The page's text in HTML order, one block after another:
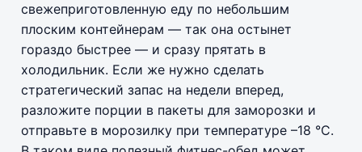
свежеприготовленную еду по небольшим
плоским контейнерам — так она остынет
гораздо быстрее — и сразу прятать в
холодильник. Если же нужно сделать
стратегический запас на недели вперед,
разложите порции в пакеты для заморозки и
отправьте в морозилку при температуре –18 °C.